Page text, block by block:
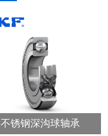
不锈钢深沟球轴承